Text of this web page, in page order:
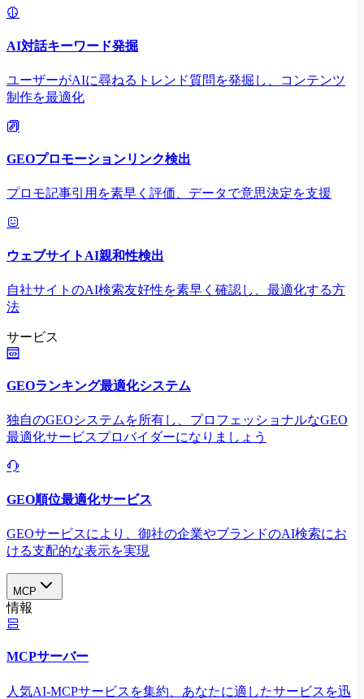
AI対話キーワード発掘
ユーザーがAIに尋ねるトレンド質問を発掘し、コンテンツ
制作を最適化
GEOプロモーションリンク検出
プロモ記事引用を素早く評価、データで意思決定を支援
ウェブサイトAI親和性検出
自社サイトのAI検索友好性を素早く確認し、最適化する方
法
サービス
GEOランキング最適化システム
独自のGEOシステムを所有し、プロフェッショナルなGEO
最適化サービスプロバイダーになりましょう
GEO順位最適化サービス
GEOサービスにより、御社の企業やブランドのAI検索にお
ける支配的な表示を実現​
MCP
情報
MCPサーバー
人気AI-MCPサービスを集約、あなたに適したサービスを迅